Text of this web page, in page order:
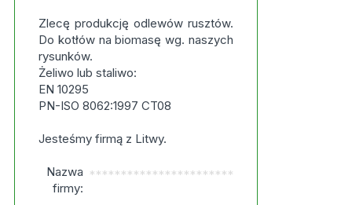
Zlecę produkcję odlewów rusztów.
Do kotłów na biomasę wg. naszych
rysunków.
Żeliwo lub staliwo:
EN 10295
PN-ISO 8062:1997 CT08
Jesteśmy firmą z Litwy.
Nazwa
firmy:
***********************